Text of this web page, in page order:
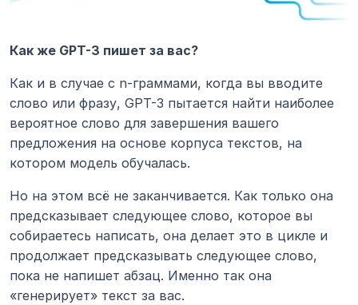
Как же GPT-3 пишет за вас?
Как и в случае с n-граммами, когда вы вводите
слово или фразу, GPT-3 пытается найти наиболее
вероятное слово для завершения вашего
предложения на основе корпуса текстов, на
котором модель обучалась.
Но на этом всё не заканчивается. Как только она
предсказывает следующее слово, которое вы
собираетесь написать, она делает это в цикле и
продолжает предсказывать следующее слово,
пока не напишет абзац. Именно так она
«генерирует» текст за вас.